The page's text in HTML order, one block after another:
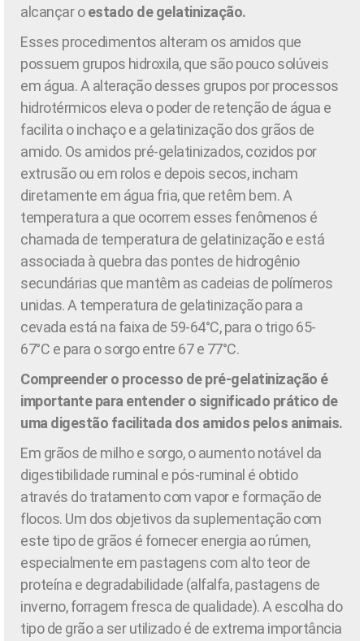
alcançar oestado de gelatinização.
Esses procedimentos alteram os amidos que
possuem grupos hidroxila, que são pouco solúveis
em água. A alteração desses grupos por processos
hidrotérmicos eleva o poder de retenção de água e
facilita o inchaço e a gelatinização dos grãos de
amido. Os amidos pré-gelatinizados, cozidos por
extrusão ou em rolos e depois secos, incham
diretamente em água fria, que retêm bem. A
temperatura a que ocorrem esses fenômenos é
chamada de temperatura de gelatinização e está
associada à quebra das pontes de hidrogênio
secundárias que mantêm as cadeias de polímeros
unidas. A temperatura de gelatinização para a
cevada está na faixa de 59-64°C, para o trigo 65-
67°C e para o sorgo entre 67 e 77°C.
Compreender o processo de pré-gelatinização é
importante para entender o significado prático de
uma digestão facilitada dos amidos pelos animais.
Em grãos de milho e sorgo, o aumento notável da
digestibilidade ruminal e pós-ruminal é obtido
através do tratamento com vapor e formação de
flocos. Um dos objetivos da suplementação com
este tipo de grãos é fornecer energia ao rúmen,
especialmente em pastagens com alto teor de
proteína e degradabilidade (alfalfa, pastagens de
inverno, forragem fresca de qualidade). A escolha do
tipo de grão a ser utilizado é de extrema importância